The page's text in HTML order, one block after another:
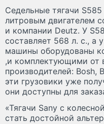
Седельные тягачи
литровым двигателем
и компании Deutz. У
составляет 568 л. с., а
машины оборудованы
,и комплектующими от
производителей: Bosh,
эти грузовики уже
они доступны для
«Тягачи Sany с
стать достойной